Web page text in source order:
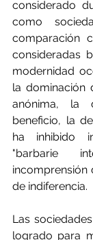
considerado
como
comparación
consideradas
modernidad
la dominación
anónima, la
beneficio, la
ha inhibido
"barbarie
incomprensión
de indiferencia.
Las
logrado para